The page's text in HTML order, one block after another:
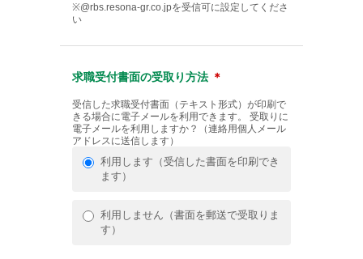
※@rbs.resona-gr.co.jpを受信可に設定してくださ
い
求職受付書面の受取り方法 ＊
受信した求職受付書面（テキスト形式）が印刷で
きる場合に電子メールを利用できます。 受取りに
電子メールを利用しますか？（連絡用個人メール
アドレスに送信します）
利用します（受信した書面を印刷でき
ます）
利用しません（書面を郵送で受取りま
す）